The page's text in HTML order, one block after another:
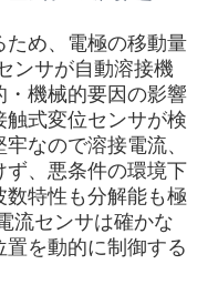
め、電極の移動量
ンサが自動溶接機
機械的要因の影響
式変位センサが検
なので溶接電流、
、悪条件の環境下
特性も分解能も極
流センサは確かな
を動的に制御する